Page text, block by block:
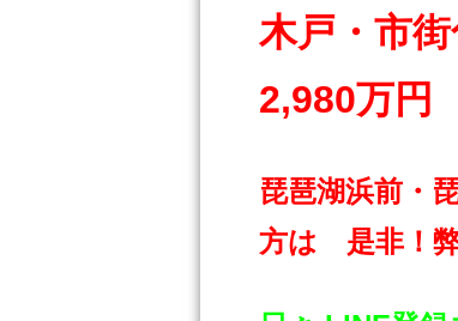
木戸・市
2,980万円
琵琶湖浜前・
方は 是非！弊